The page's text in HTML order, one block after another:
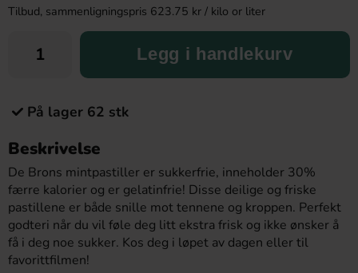
Tilbud, sammenligningspris 623.75 kr / kilo or liter
Legg i handlekurv
På lager 62 stk
Beskrivelse
De Brons mintpastiller er sukkerfrie, inneholder 30%
færre kalorier og er gelatinfrie! Disse deilige og friske
pastillene er både snille mot tennene og kroppen. Perfekt
godteri når du vil føle deg litt ekstra frisk og ikke ønsker å
få i deg noe sukker. Kos deg i løpet av dagen eller til
favorittfilmen!